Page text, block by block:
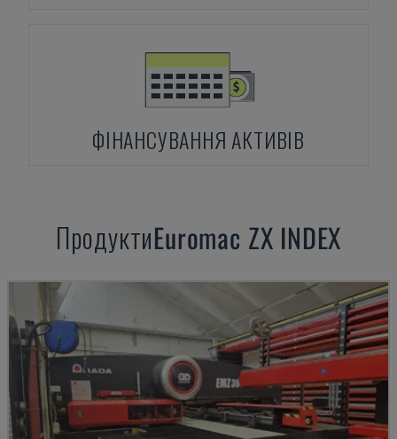
ФІНАНСУВАННЯ АКТИВІВ
ПродуктиEuromac ZX INDEX